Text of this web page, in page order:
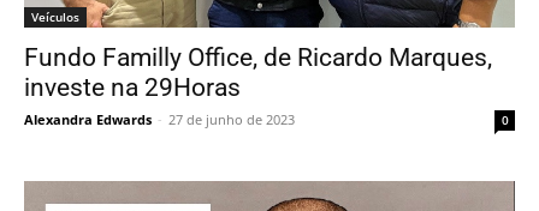
Veículos
Fundo Familly Office, de Ricardo Marques,
investe na 29Horas
Alexandra Edwards - 27 de junho de 2023 0